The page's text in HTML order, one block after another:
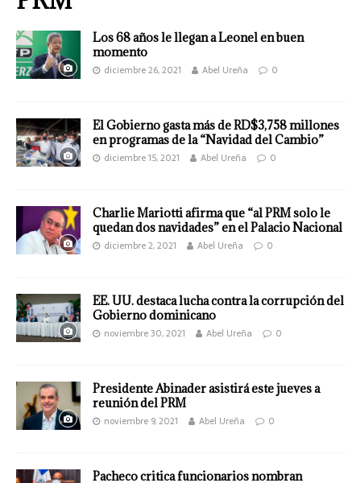
Los 68 años le llegan a Leonel en buen
momento
diciembre 26, 2021 Abel Ureña 0
El Gobierno gasta más de RD$3,758 millones
en programas de la “Navidad del Cambio”
diciembre 15, 2021 Abel Ureña 0
Charlie Mariotti afirma que “al PRM solo le
quedan dos navidades” en el Palacio Nacional
diciembre 2, 2021 Abel Ureña 0
EE. UU. destaca lucha contra la corrupción del
Gobierno dominicano
noviembre 30, 2021 Abel Ureña 0
Presidente Abinader asistirá este jueves a
reunión del PRM
noviembre 9, 2021 Abel Ureña 0
Pacheco critica funcionarios nombran